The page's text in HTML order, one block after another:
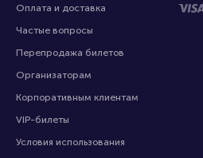
Оплата и доставка
Частые вопросы
Перепродажа билетов
Организаторам
Корпоративным клиентам
VIP-билеты
Условия использования